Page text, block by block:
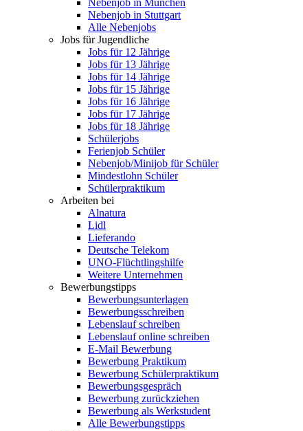
Nebenjob in München
Nebenjob in Stuttgart
Alle Nebenjobs
Jobs für Jugendliche
Jobs für 12 Jährige
Jobs für 13 Jährige
Jobs für 14 Jährige
Jobs für 15 Jährige
Jobs für 16 Jährige
Jobs für 17 Jährige
Jobs für 18 Jährige
Schülerjobs
Ferienjob Schüler
Nebenjob/Minijob für Schüler
Mindestlohn Schüler
Schülerpraktikum
Arbeiten bei
Alnatura
Lidl
Lieferando
Deutsche Telekom
UNO-Flüchtlingshilfe
Weitere Unternehmen
Bewerbungstipps
Bewerbungsunterlagen
Bewerbungsschreiben
Lebenslauf schreiben
Lebenslauf online schreiben
E-Mail Bewerbung
Bewerbung Praktikum
Bewerbung Schülerpraktikum
Bewerbungsgespräch
Bewerbung zurückziehen
Bewerbung als Werkstudent
Alle Bewerbungstipps